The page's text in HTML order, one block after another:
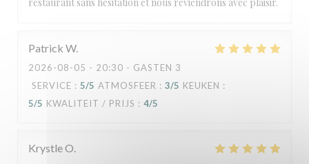
Patrick W
2026-08-05 - 20:30 - GASTEN 3
SERVICE : 5/5 ATMOSFEER : 3/5 KEUKEN :
5/5 KWALITEIT / PRIJS : 4/5
KrystleO